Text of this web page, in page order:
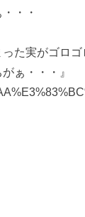
・・
た実がゴロゴ
ぁ・・・』